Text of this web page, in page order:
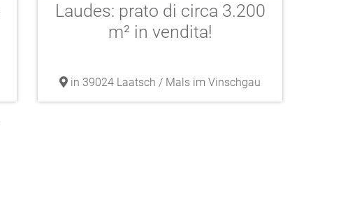
Laudes: prato di circa 3.200
m² in vendita!
in 39024 Laatsch / Mals im Vinschgau